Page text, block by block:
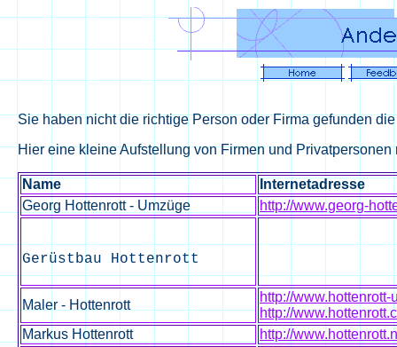
Sie haben nicht die richtige Person oder Firma gefunden
Hier eine kleine Aufstellung von Firmen und Privatpersonen
Name
Internetadresse
Georg Hottenrott - Umzüge
http://www.georg-
Gerüstbau Hottenrott
Maler - Hottenrott
http://www.hottenrott-
http://
Markus Hottenrott
http://